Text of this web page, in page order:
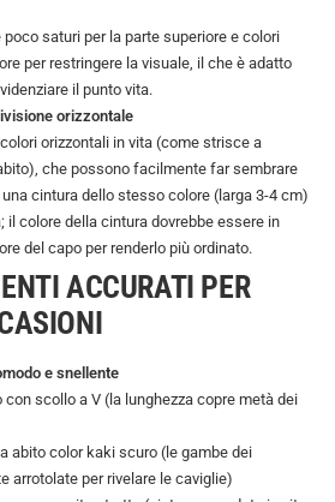
saturi per la parte superiore e colori
per restringere la visuale, il che è adatto
il punto vita.
orizzontale
orizzontali in vita (come strisce a
che possono facilmente far sembrare
cintura dello stesso colore (larga 3-4 cm)
il colore della cintura dovrebbe essere in
del capo per renderlo più ordinato.
ACCURATI PER
e snellente
scollo a V (la lunghezza copre metà dei
abito color kaki scuro (le gambe dei
arrotolate per rivelare le caviglie)